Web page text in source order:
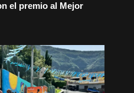
el premio al Mejor